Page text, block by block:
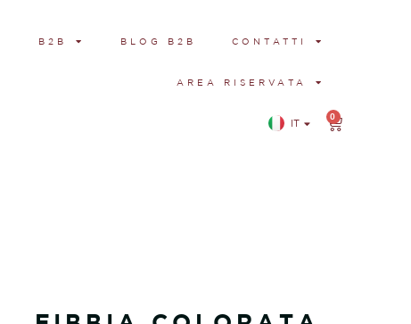
B2B BLOG B2B CONTATTI
AREA RISERVATA
IT
EN
0